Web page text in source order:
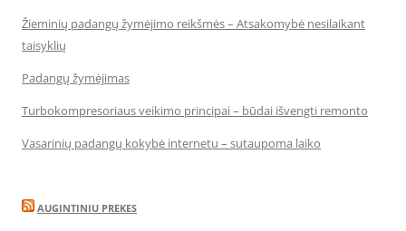
Žieminių padangų žymėjimo reikšmės – Atsakomybė nesilaikant
taisyklių
Padangų žymėjimas
Turbokompresoriaus veikimo principai – būdai išvengti remonto
Vasarinių padangų kokybė internetu – sutaupoma laiko
AUGINTINIU PREKES